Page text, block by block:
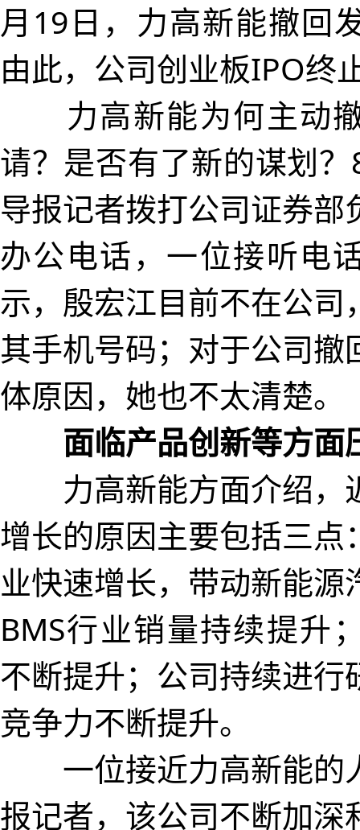
月19日，力高新能撤回
由此，公司创业板IPO终
力高新能为何主动
请？是否有了新的谋划
导报记者拨打公司证券部
办公电话，一位接听电
示，殷宏江目前不在公司
其手机号码；对于公司撤
体原因，她也不太清楚。
面临产品创新等方面
力高新能方面介绍，
增长的原因主要包括三点
业快速增长，带动新能源
BMS行业销量持续提升
不断提升；公司持续进行
竞争力不断提升。
一位接近力高新能的
报记者，该公司不断加深